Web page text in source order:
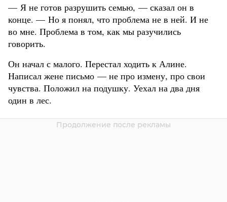
— Я не готов разрушить семью, — сказал он в
конце. — Но я понял, что проблема не в ней. И не
во мне. Проблема в том, как мы разучились
говорить.
Он начал с малого. Перестал ходить к Алине.
Написал жене письмо — не про измену, про свои
чувства. Положил на подушку. Уехал на два дня
один в лес.